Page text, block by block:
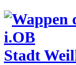
Stadt